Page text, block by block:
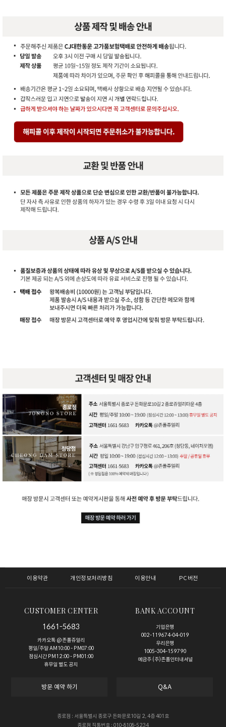
이용약관 개인정보처리방침 이용안내 PC버전
CUSTOMER CENTER
1661-5683
카카오톡 @존폴쥬얼리
평일/주말 AM10:00 - PM07:00
점심시간 PM12:00 - PM01:00
휴무일 별도 공지
BANK ACCOUNT
기업은행
002-119674-04-019
우리은행
1005-304-159790
예금주 (주)존폴인터내셔널
방문 예약 하기 Q&A
종로점 : 서울특별시 종로구 돈화문로10길 2, 4층 401호
종로점 직통번호 : 010-8108-5234